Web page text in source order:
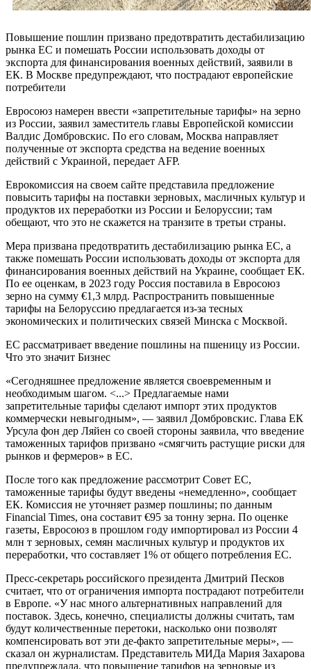
Повышение пошлин призвано предотвратить дестабилизацию
рынка ЕС и помешать России использовать доходы от
экспорта для финансирования военных действий, заявили в
ЕК. В Москве предупреждают, что пострадают европейские
потребители
Евросоюз намерен ввести «запретительные тарифы» на зерно
из России, заявил заместитель главы Европейской комиссии
Валдис Домбровскис. По его словам, Москва направляет
полученные от экспорта средства на ведение военных
действий с Украиной, передает AFP.
Еврокомиссия на своем сайте представила предложение
повысить тарифы на поставки зерновых, масличных культур и
продуктов их переработки из России и Белоруссии; там
обещают, что это не скажется на транзите в третьи страны.
Мера призвана предотвратить дестабилизацию рынка ЕС, а
также помешать России использовать доходы от экспорта для
финансирования военных действий на Украине, сообщает ЕК.
По ее оценкам, в 2023 году Россия поставила в Евросоюз
зерно на сумму €1,3 млрд. Распространить повышенные
тарифы на Белоруссию предлагается из-за тесных
экономических и политических связей Минска с Москвой.
ЕС рассматривает введение пошлины на пшеницу из России.
Что это значит Бизнес
«Сегодняшнее предложение является своевременным и
необходимым шагом. <...> Предлагаемые нами
запретительные тарифы сделают импорт этих продуктов
коммерчески невыгодным», — заявил Домбровскис. Глава ЕК
Урсула фон дер Ляйен со своей стороны заявила, что введение
таможенных тарифов призвано «смягчить растущие риски для
рынков и фермеров» в ЕС.
После того как предложение рассмотрит Совет ЕС,
таможенные тарифы будут введены «немедленно», сообщает
ЕК. Комиссия не уточняет размер пошлины; по данным
Financial Times, она составит €95 за тонну зерна. По оценке
газеты, Евросоюз в прошлом году импортировал из России 4
млн т зерновых, семян масличных культур и продуктов их
переработки, что составляет 1% от общего потребления ЕС.
Пресс-секретарь российского президента Дмитрий Песков
считает, что от ограничения импорта пострадают потребители
в Европе. «У нас много альтернативных направлений для
поставок. Здесь, конечно, специалисты должны считать, там
будут количественные перетоки, насколько они позволят
компенсировать вот эти де-факто запретительные меры», —
сказал он журналистам. Представитель МИДа Мария Захарова
предупреждала, что повышение тарифов на зерновые из